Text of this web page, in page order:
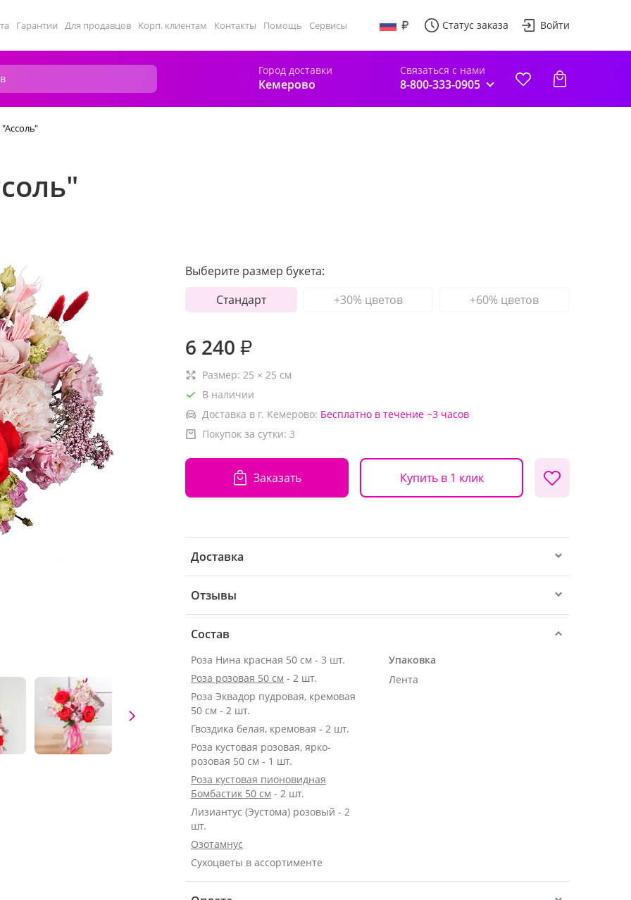
Гарантии Для продавцов Корп. клиентам Контакты Помощь Сервисы Статус заказа Войти
Город доставки
Кемерово
Связаться с нами
8-800-333-0905
Выберите размер букета:
Стандарт
+30% цветов +60% цветов
6 240 ₽
Размер: 25 × 25 см
В наличии
Доставка в г. Кемерово: Бесплатно в течение ~3 часов
Покупок за сутки: 3
Заказать Купить в 1 клик
Доставка
Отзывы
Состав
Роза Нина красная 50 см - 3 шт.
Роза розовая 50 см - 2 шт.
Роза Эквадор пудровая, кремовая
50 см - 2 шт.
Гвоздика белая, кремовая - 2 шт.
Роза кустовая розовая, ярко-
розовая 50 см - 1 шт.
Роза кустовая пионовидная
Бомбастик 50 см - 2 шт.
Лизиантус (Эустома) розовый - 2
шт.
Озотамнус
Сухоцветы в ассортименте
Упаковка
Лента